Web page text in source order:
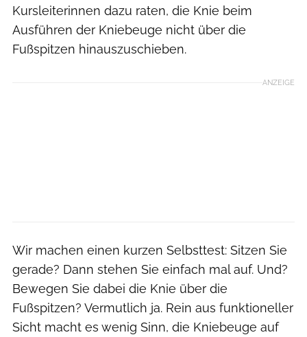
Kursleiterinnen dazu raten, die Knie beim
Ausführen der Kniebeuge nicht über die
Fußspitzen hinauszuschieben.
ANZEIGE
Wir machen einen kurzen Selbsttest: Sitzen Sie
gerade? Dann stehen Sie einfach mal auf. Und?
Bewegen Sie dabei die Knie über die
Fußspitzen? Vermutlich ja. Rein aus funktioneller
Sicht macht es wenig Sinn, die Kniebeuge auf